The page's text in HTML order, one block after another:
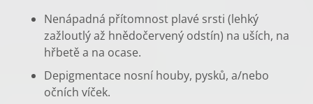
Nenápadná přítomnost plavé srsti (lehký
zažloutlý až hnědočervený odstín) na uších, na
hřbetě a na ocase.
Depigmentace nosní houby, pysků, a/nebo
očních víček.